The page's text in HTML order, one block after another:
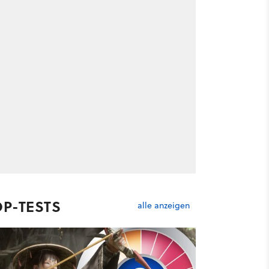
TESTS alle anzeigen